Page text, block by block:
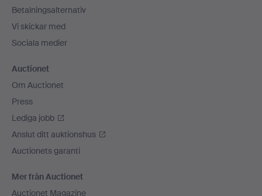
Betalningsalternativ
Vi skickar med
Sociala medier
Auctionet
Om Auctionet
Press
Lediga jobb
Anslut ditt auktionshus
Auctionets garanti
Mer från Auctionet
Auctionet Magazine